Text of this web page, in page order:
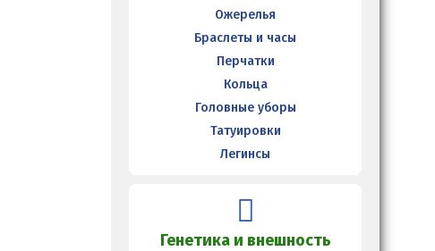
Ожерелья
Браслеты и часы
Перчатки
Кольца
Головные уборы
Татуировки
Легинсы
Генетика и внешность